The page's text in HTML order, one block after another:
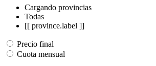
Cargando provincias
Todas
[[ province.label ]]
Precio final
Cuota mensual